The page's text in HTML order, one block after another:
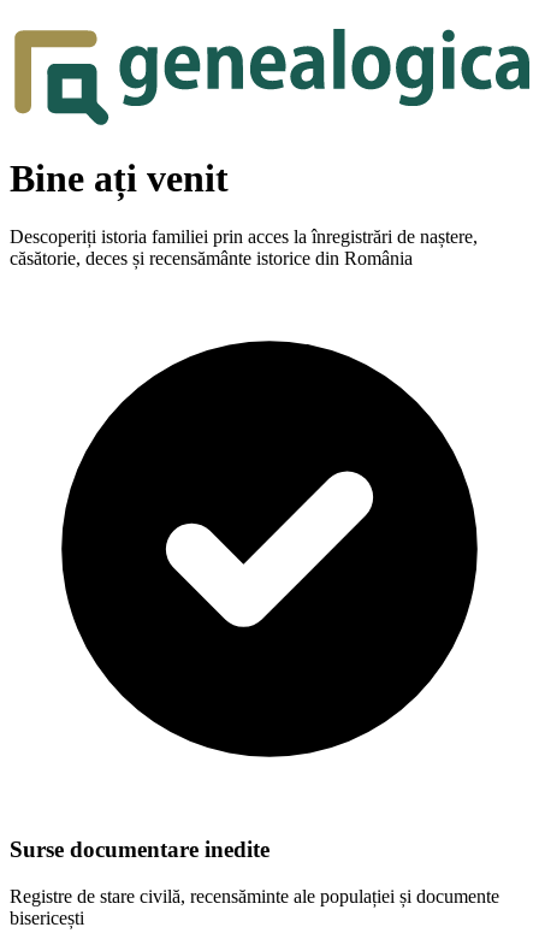
Bine ați venit
Descoperiți istoria familiei prin acces la înregistrări de naștere,
căsătorie, deces și recensământe istorice din România
Surse documentare inedite
Registre de stare civilă, recensăminte ale populației și documente
bisericești